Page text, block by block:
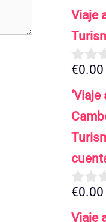
Viaje
0
e
5
€0.00
0
€0.00
Viaje